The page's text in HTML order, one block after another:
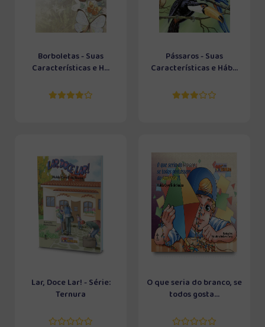
Borboletas - Suas
Características e H...
Pássaros - Suas
Características e Háb...
Lar, Doce Lar! - Série:
Ternura
O que seria do branco, se
todos gosta...